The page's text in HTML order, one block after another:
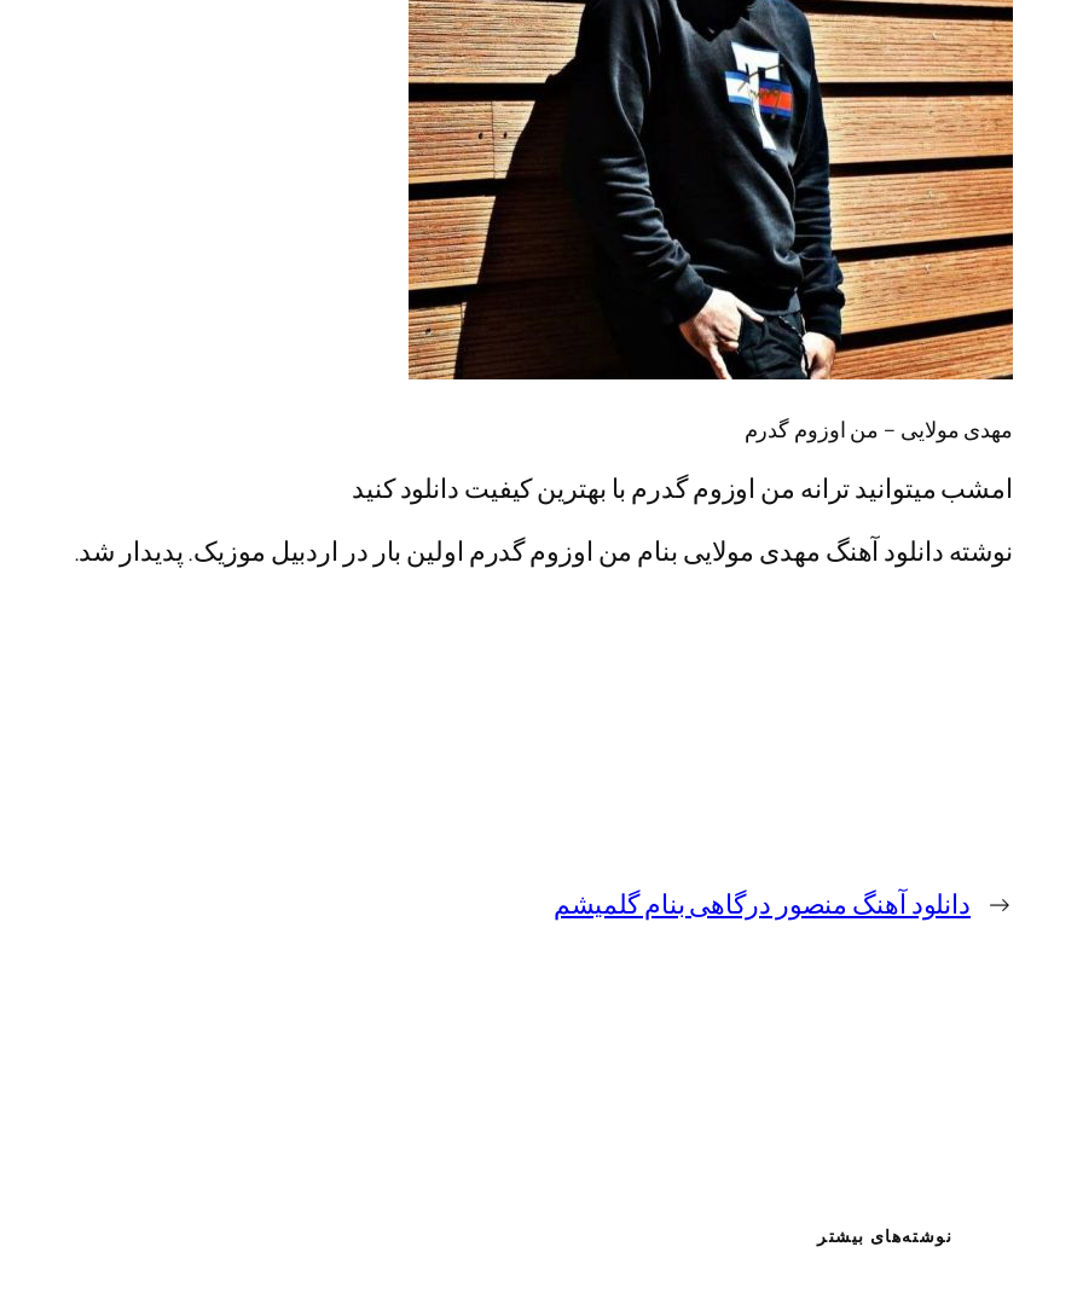
مهدی مولایی – من اوزوم گدرم
امشب میتوانید ترانه من اوزوم گدرم با بهترین کیفیت دانلود کنید
نوشته دانلود آهنگ مهدی مولایی بنام من اوزوم گدرم اولین بار در اردبیل موزیک. پدیدار شد.
← دانلود آهنگ منصور درگاهی بنام گلمیشم
نوشته‌های بیشتر